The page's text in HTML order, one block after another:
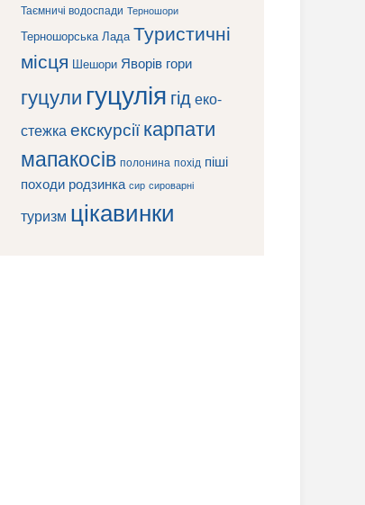
Таємничі водоспади Терношори
Терношорська Лада Туристичні
місця Шешори Яворів гори
гуцули гуцулія гідеко-
стежкаекскурсіїкарпати
мапакосів полонина похід піші
походи родзинка сир сироварні
туризм цікавинки